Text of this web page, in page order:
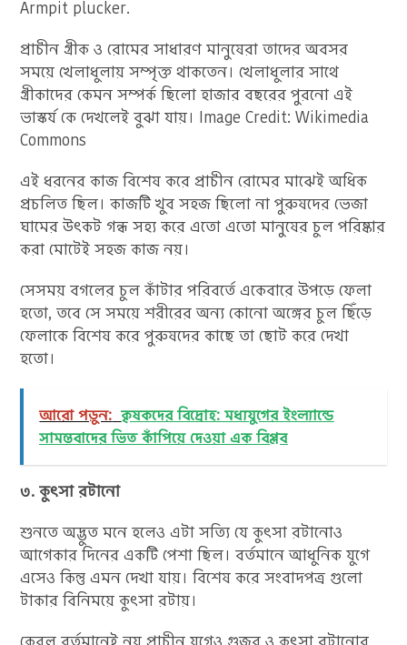
Armpit plucker.
প্রাচীন গ্রীক ও রোমের সাধারণ মানুষেরা তাদের অবসর
সময়ে খেলাধুলায় সম্পৃক্ত থাকতেন। খেলাধুলার সাথে
গ্রীকাদের কেমন সম্পর্ক ছিলো হাজার বছরের পুরনো এই
ভাস্কর্য কে দেখলেই বুঝা যায়। Image Credit: Wikimedia
Commons
এই ধরনের কাজ বিশেষ করে প্রাচীন রোমের মাঝেই অধিক
প্রচলিত ছিল। কাজটি খুব সহজ ছিলো না পুরুষদের ভেজা
ঘামের উৎকট গন্ধ সহ্য করে এতো এতো মানুষের চুল পরিষ্কার
করা মোটেই সহজ কাজ নয়।
সেসময় বগলের চুল কাঁটার পরিবর্তে একেবারে উপড়ে ফেলা
হতো, তবে সে সময়ে শরীরের অন্য কোনো অঙ্গের চুল ছিঁড়ে
ফেলাকে বিশেষ করে পুরুষদের কাছে তা ছোট করে দেখা
হতো।
আরো পড়ুন: কৃষকদের বিদ্রোহ: মধ্যযুগের ইংল্যান্ডে
সামন্তবাদের ভিত কাঁপিয়ে দেওয়া এক বিপ্লব
৩. কুৎসা রটানো
শুনতে অদ্ভুত মনে হলেও এটা সত্যি যে কুৎসা রটানোও
আগেকার দিনের একটি পেশা ছিল। বর্তমানে আধুনিক যুগে
এসেও কিন্তু এমন দেখা যায়। বিশেষ করে সংবাদপত্র গুলো
টাকার বিনিময়ে কুৎসা রটায়।